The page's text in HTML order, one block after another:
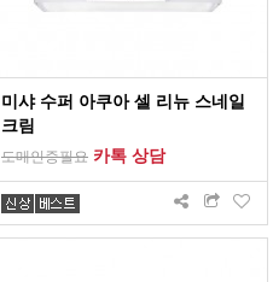
미샤 수퍼 아쿠아 셀 리뉴 스네일
크림
도매인증필요 카톡 상담